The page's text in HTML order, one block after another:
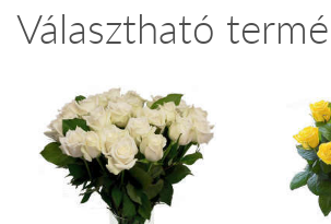
Választható